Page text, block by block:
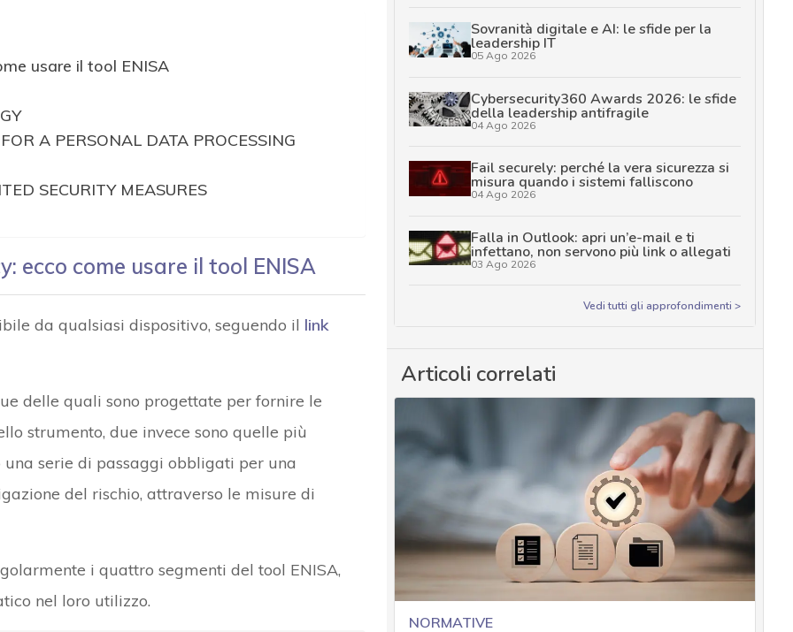
usare il tool ENISA
A PERSONAL DATA PROCESSING
SECURITY MEASURES
ecco come usare il tool ENISA
da qualsiasi dispositivo, seguendo il link
delle quali sono progettate per fornire le
strumento, due invece sono quelle più
una serie di passaggi obbligati per una
del rischio, attraverso le misure di
i quattro segmenti del tool ENISA,
nel loro utilizzo.
Sovranità digitale e AI: le sfide per la
leadership IT
05 Ago 2026
Cybersecurity360 Awards 2026: le sfide
della leadership antifragile
04 Ago 2026
Fail securely: perché la vera sicurezza si
misura quando i sistemi falliscono
04 Ago 2026
Falla in Outlook: apri un’e-mail e ti
infettano, non servono più link o allegati
03 Ago 2026
Vedi tutti gli approfondimenti >
Articoli correlati
NORMATIVE